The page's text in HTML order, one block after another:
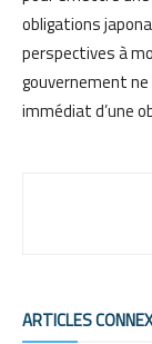
obligations
perspectives à
gouvernement
immédiat d’une
ARTICLES